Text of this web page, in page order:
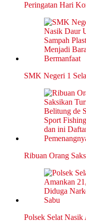
Peringatan Hari
SMK Negeri 1
Ribuan Orang
Polsek Selat